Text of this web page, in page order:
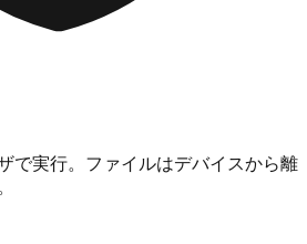
で実行。ファイルはデバイスから離